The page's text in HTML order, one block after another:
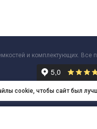
и комплектующих. Все
cookie, чтобы сайт был